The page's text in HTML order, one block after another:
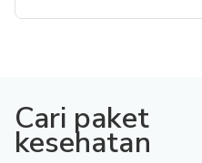
Cari paket
kesehatan